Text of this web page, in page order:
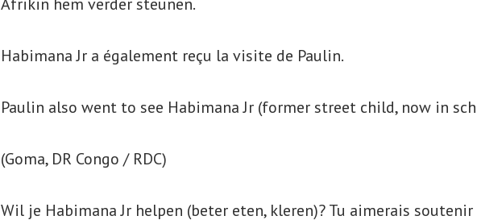
Habimana Jr a également reçu la visite de Paulin.
Paulin also went to see Habimana Jr (former street child, now in
(Goma, DR Congo / RDC)
Wil je Habimana Jr helpen (beter eten, kleren)? Tu aimerais soutenir